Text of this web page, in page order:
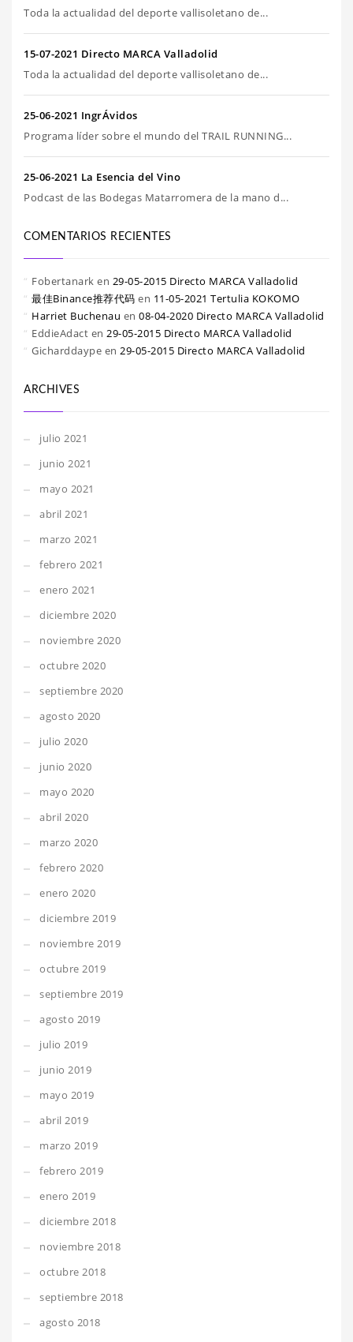
Toda la actualidad del deporte vallisoletano de...
15-07-2021 Directo MARCA Valladolid
Toda la actualidad del deporte vallisoletano de...
25-06-2021 IngrÁvidos
Programa líder sobre el mundo del TRAIL RUNNING...
25-06-2021 La Esencia del Vino
Podcast de las Bodegas Matarromera de la mano d...
COMENTARIOS RECIENTES
Fobertanark en 29-05-2015 Directo MARCA Valladolid
最佳Binance推荐代码 en 11-05-2021 Tertulia KOKOMO
Harriet Buchenau en 08-04-2020 Directo MARCA Valladolid
EddieAdact en 29-05-2015 Directo MARCA Valladolid
Gicharddaype en 29-05-2015 Directo MARCA Valladolid
ARCHIVES
julio 2021
junio 2021
mayo 2021
abril 2021
marzo 2021
febrero 2021
enero 2021
diciembre 2020
noviembre 2020
octubre 2020
septiembre 2020
agosto 2020
julio 2020
junio 2020
mayo 2020
abril 2020
marzo 2020
febrero 2020
enero 2020
diciembre 2019
noviembre 2019
octubre 2019
septiembre 2019
agosto 2019
julio 2019
junio 2019
mayo 2019
abril 2019
marzo 2019
febrero 2019
enero 2019
diciembre 2018
noviembre 2018
octubre 2018
septiembre 2018
agosto 2018